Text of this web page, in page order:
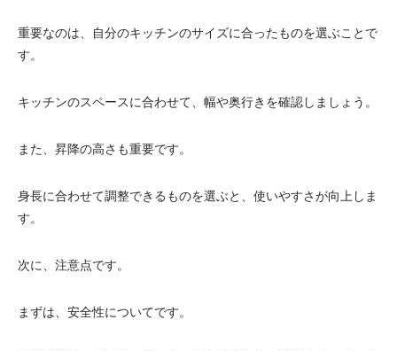
重要なのは、自分のキッチンのサイズに合ったものを選ぶことで
す。
キッチンのスペースに合わせて、幅や奥行きを確認しましょう。
また、昇降の高さも重要です。
身長に合わせて調整できるものを選ぶと、使いやすさが向上しま
す。
次に、注意点です。
まずは、安全性についてです。